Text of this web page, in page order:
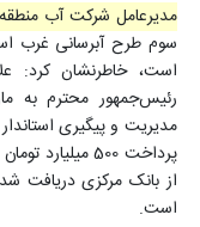
مدیرعامل شرکت آب
رئیس‌جمهور محترم به
مدیریت و پیگیری
از بانک مرکزی دریافت
است.